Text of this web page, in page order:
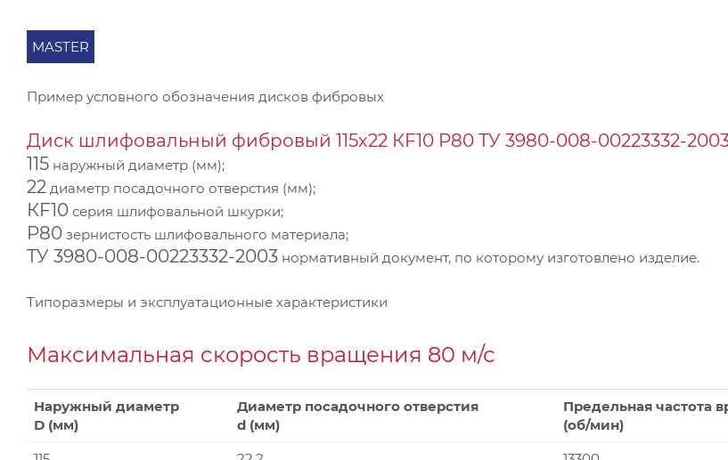
MASTER
Пример условного обозначения дисков фибровых
Диск шлифовальный фибровый 115х22 КF10 P80 ТУ 3980-008-00223332-
115 наружный диаметр (мм);
22 диаметр посадочного отверстия (мм);
КF10 серия шлифовальной шкурки;
P80 зернистость шлифовального материала;
ТУ 3980-008-00223332-2003 нормативный документ, по которому изготовлено изделие.
Типоразмеры и эксплуатационные характеристики
Максимальная скорость вращения 80 м/с
Наружный диаметр
D (мм)
Диаметр посадочного отверстия
d (мм)
Предельная частота
(об/мин)